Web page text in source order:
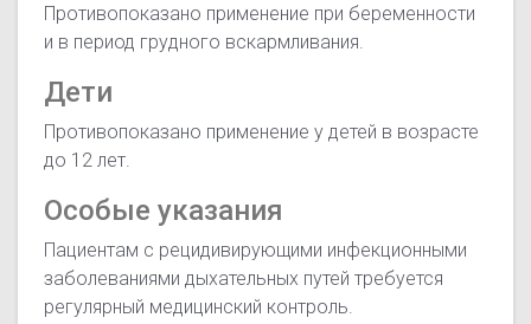
Противопоказано применение при беременности
и в период грудного вскармливания.
Дети
Противопоказано применение у детей в возрасте
до 12 лет.
Особые указания
Пациентам с рецидивирующими инфекционными
заболеваниями дыхательных путей требуется
регулярный медицинский контроль.